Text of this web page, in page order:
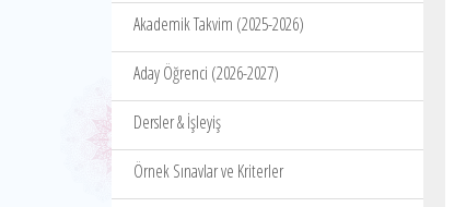
Akademik Takvim (2025-2026)
Aday Öğrenci (2026-2027)
Dersler & İşleyiş
Örnek Sınavlar ve Kriterler